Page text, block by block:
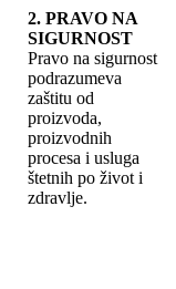
2. PRAVO NA
SIGURNOST
Pravo na sigurnost
podrazumeva
zaštitu od
proizvoda,
proizvodnih
procesa i usluga
štetnih po život i
zdravlje.